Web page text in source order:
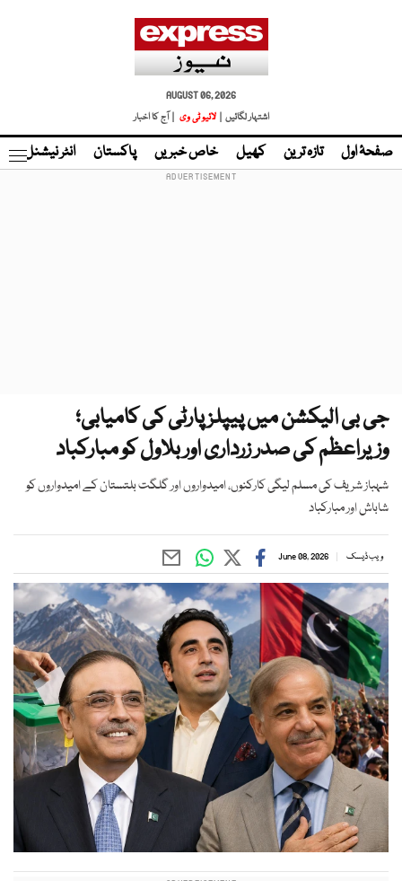
AUGUST 06, 2026
اشتہار لگائیں |
لائیو ٹی وی | آج کا اخبار
صفحۂ اول تازہ ترین کھیل خاص خبریں پاکستان انٹر نیشنل
جی بی الیکشن میں پیپلز پارٹی کی کامیابی؛
وزیراعظم کی صدر زرداری اور بلاول کو مبارکباد
شہباز شریف کی مسلم لیگی کارکنوں، امیدواروں اور گلگت بلتستان کے امیدواروں کو
شاباش اور مبارکباد
ویب ڈیسک June 08, 2026